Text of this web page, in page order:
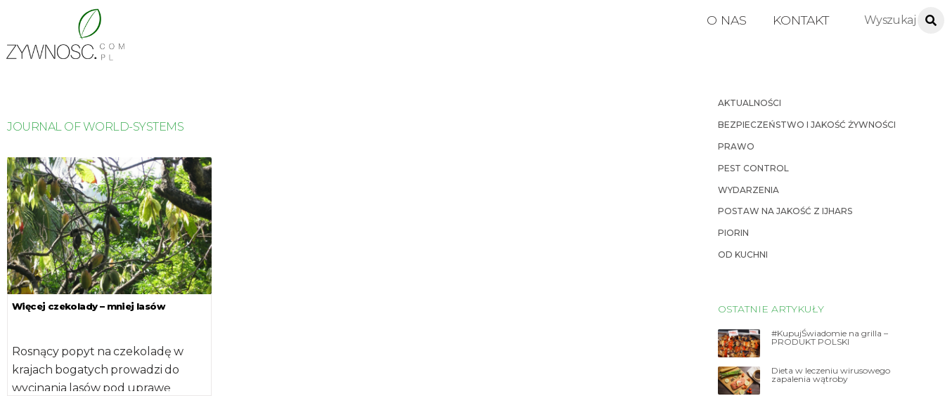
O NAS KONTAKT
JOURNAL OF WORLD-SYSTEMS
Więcej czekolady – mniej lasów
Rosnący popyt na czekoladę w
krajach bogatych prowadzi do
wycinania lasów pod uprawę
AKTUALNOŚCI
BEZPIECZEŃSTWO I JAKOŚĆ ŻYWNOŚCI
PRAWO
PEST CONTROL
WYDARZENIA
POSTAW NA JAKOŚĆ Z IJHARS
PIORIN
OD KUCHNI
OSTATNIE ARTYKUŁY
#KupujŚwiadomie na grilla –
PRODUKT POLSKI
Dieta w leczeniu wirusowego
zapalenia wątroby